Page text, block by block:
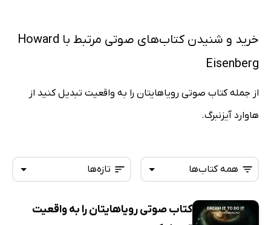
خرید و شنیدن کتاب‌های صوتی مرتبط با Howard
Eisenberg
از جمله کتاب صوتی رویاهایتان را به واقعیت تبدیل کنید از
هاوارد آیزنبرگ.
تازه‌ها
تازه‌ها
همه کتاب‌ها
همه کتاب‌ها
کتاب صوتی رویاهایتان را به واقعیت